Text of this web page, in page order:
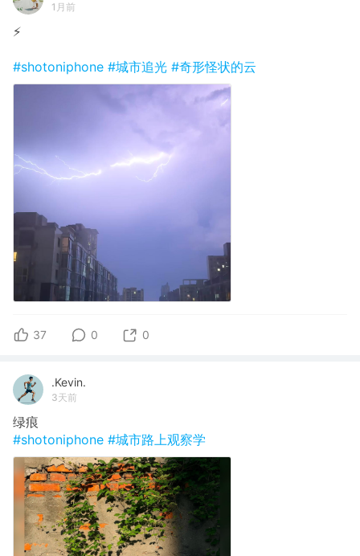
1月前
⚡️
#shotoniphone #城市追光 #奇形怪状的云
37 0 0
.Kevin.
3天前
绿痕
#shotoniphone #城市路上观察学